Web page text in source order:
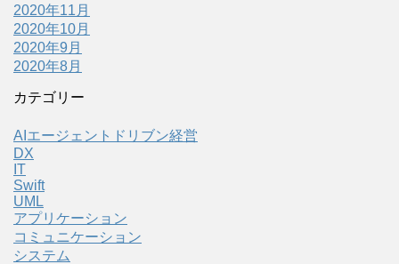
2020年11月
2020年10月
2020年9月
2020年8月
カテゴリー
AIエージェントドリブン経営
DX
IT
Swift
UML
アプリケーション
コミュニケーション
システム